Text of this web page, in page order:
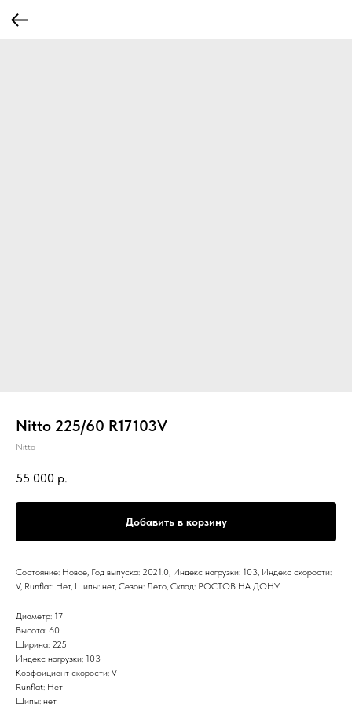
Nitto 225/60 R17103V
Nitto
55 000 р.
Добавить в корзину
Состояние: Новое, Год выпуска: 2021.0, Индекс нагрузки: 103, Индекс скорости:
V, Runflat: Нет, Шипы: нет, Сезон: Лето, Склад: РОСТОВ НА ДОНУ
Диаметр: 17
Высота: 60
Ширина: 225
Индекс нагрузки: 103
Коэффициент скорости: V
Runflat: Нет
Шипы: нет